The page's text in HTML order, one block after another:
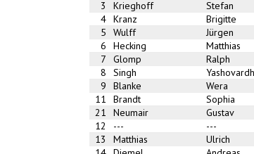
3
Krieghoff Stefan
4 Kranz Brigitte
5
Wulff Jürgen
6
Hecking Matthias
7
Glomp Ralph
8
Singh
9
Blanke Wera
11
Brandt Sophia
21
Neumair Gustav
12
--- ---
13
Matthias Ulrich